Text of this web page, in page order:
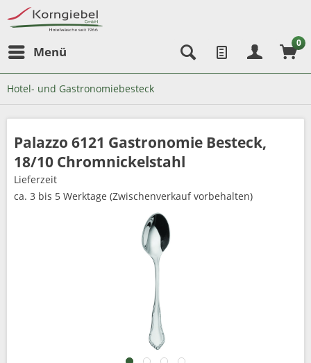
Menü
0
Hotel- und Gastronomiebesteck
Palazzo 6121 Gastronomie Besteck,
18/10 Chromnickelstahl
Lieferzeit
ca. 3 bis 5 Werktage (Zwischenverkauf vorbehalten)